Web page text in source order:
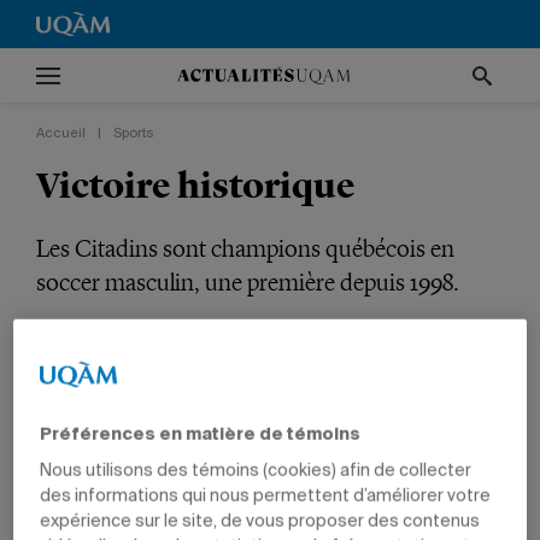
Accueil Sports
Victoire historique
Les Citadins sont champions québécois en
soccer masculin, une première depuis 1998.
3 novembre 2014 à 11 h 11
Préférences en matière de témoins
Nous utilisons des témoins (cookies) afin de collecter
des informations qui nous permettent d’améliorer votre
expérience sur le site, de vous proposer des contenus